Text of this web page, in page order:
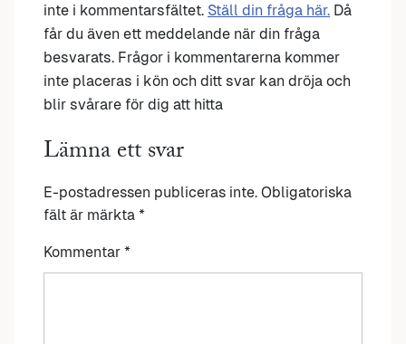
inte i kommentarsfältet. Ställ din fråga här. Då
får du även ett meddelande när din fråga
besvarats. Frågor i kommentarerna kommer
inte placeras i kön och ditt svar kan dröja och
blir svårare för dig att hitta
Lämna ett svar
E-postadressen publiceras inte. Obligatoriska
fält är märkta *
Kommentar *